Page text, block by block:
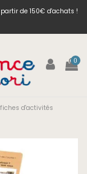
partir de 150€ d'achats !
0
d'activités